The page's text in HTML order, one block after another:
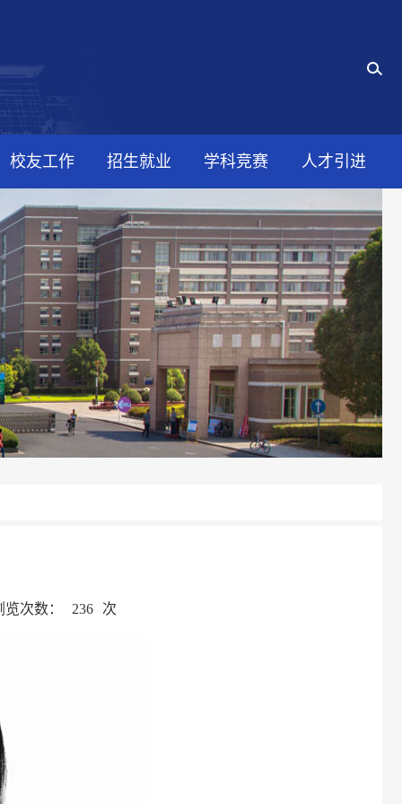
校友工作 招生就业 学科竞赛 人才引进
次数： 236 次